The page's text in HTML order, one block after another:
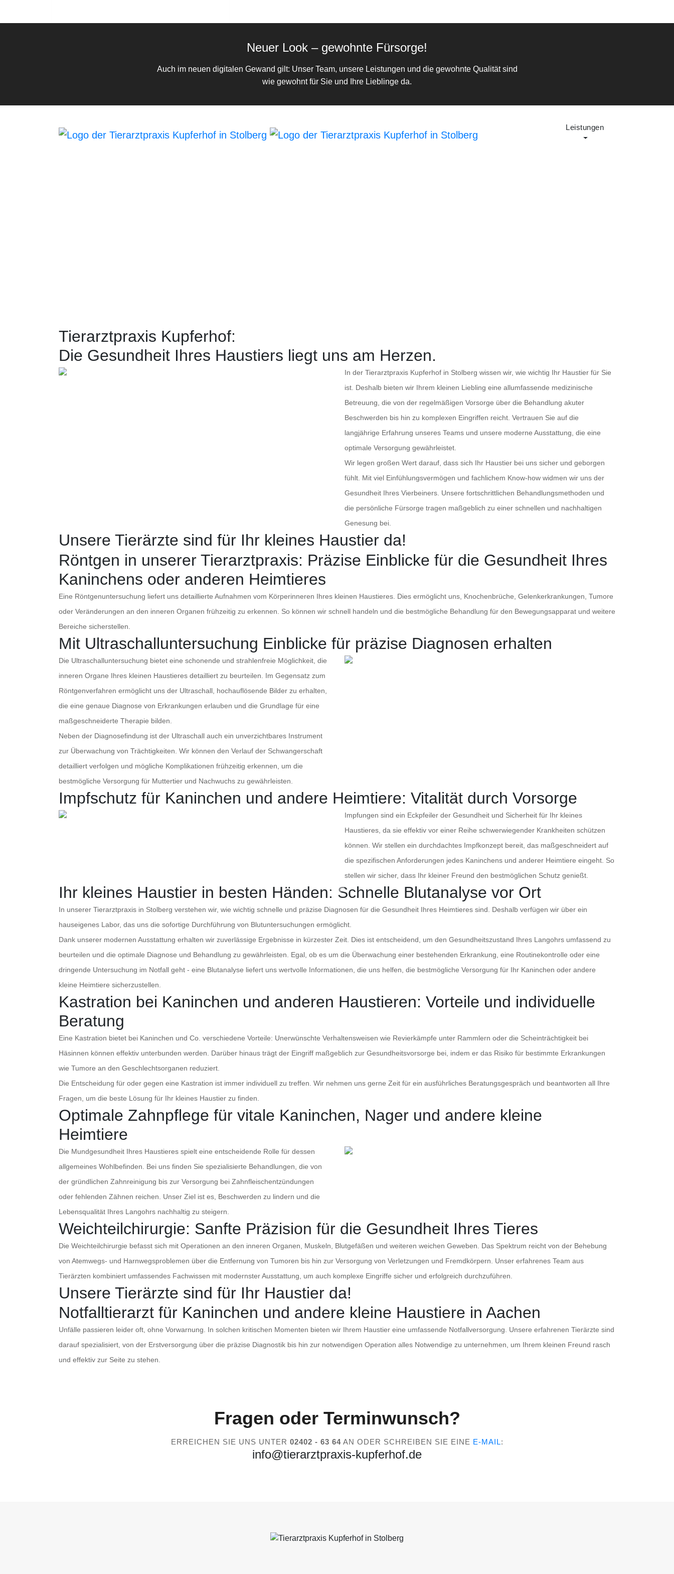
Neuer Look – gewohnte Fürsorge!
Auch im neuen digitalen Gewand gilt: Unser Team, unsere Leistungen und die gewohnte Qualität sind
wie gewohnt für Sie und Ihre Lieblinge da.
Leistungen
Tierarztpraxis Kupferhof:
Die Gesundheit Ihres Haustiers liegt uns am Herzen.
In der Tierarztpraxis Kupferhof in Stolberg wissen wir, wie wichtig Ihr Haustier für Sie
ist. Deshalb bieten wir Ihrem kleinen Liebling eine allumfassende medizinische
Betreuung, die von der regelmäßigen Vorsorge über die Behandlung akuter
Beschwerden bis hin zu komplexen Eingriffen reicht. Vertrauen Sie auf die
langjährige Erfahrung unseres Teams und unsere moderne Ausstattung, die eine
optimale Versorgung gewährleistet.
Wir legen großen Wert darauf, dass sich Ihr Haustier bei uns sicher und geborgen
fühlt. Mit viel Einfühlungsvermögen und fachlichem Know-how widmen wir uns der
Gesundheit Ihres Vierbeiners. Unsere fortschrittlichen Behandlungsmethoden und
die persönliche Fürsorge tragen maßgeblich zu einer schnellen und nachhaltigen
Genesung bei.
Unsere Tierärzte sind für Ihr kleines Haustier da!
Röntgen in unserer Tierarztpraxis: Präzise Einblicke für die Gesundheit Ihres
Kaninchens oder anderen Heimtieres
Eine Röntgenuntersuchung liefert uns detaillierte Aufnahmen vom Körperinneren Ihres kleinen Haustieres. Dies ermöglicht uns, Knochenbrüche, Gelenkerkrankungen, Tumore
oder Veränderungen an den inneren Organen frühzeitig zu erkennen. So können wir schnell handeln und die bestmögliche Behandlung für den Bewegungsapparat und weitere
Bereiche sicherstellen.
Mit Ultraschalluntersuchung Einblicke für präzise Diagnosen erhalten
Die Ultraschalluntersuchung bietet eine schonende und strahlenfreie Möglichkeit, die
inneren Organe Ihres kleinen Haustieres detailliert zu beurteilen. Im Gegensatz zum
Röntgenverfahren ermöglicht uns der Ultraschall, hochauflösende Bilder zu erhalten,
die eine genaue Diagnose von Erkrankungen erlauben und die Grundlage für eine
maßgeschneiderte Therapie bilden.
Neben der Diagnosefindung ist der Ultraschall auch ein unverzichtbares Instrument
zur Überwachung von Trächtigkeiten. Wir können den Verlauf der Schwangerschaft
detailliert verfolgen und mögliche Komplikationen frühzeitig erkennen, um die
bestmögliche Versorgung für Muttertier und Nachwuchs zu gewährleisten.
Impfschutz für Kaninchen und andere Heimtiere: Vitalität durch Vorsorge
Impfungen sind ein Eckpfeiler der Gesundheit und Sicherheit für Ihr kleines
Haustieres, da sie effektiv vor einer Reihe schwerwiegender Krankheiten schützen
können. Wir stellen ein durchdachtes Impfkonzept bereit, das maßgeschneidert auf
die spezifischen Anforderungen jedes Kaninchens und anderer Heimtiere eingeht. So
stellen wir sicher, dass Ihr kleiner Freund den bestmöglichen Schutz genießt.
Ihr kleines Haustier in besten Händen: Schnelle Blutanalyse vor Ort
In unserer Tierarztpraxis in Stolberg verstehen wir, wie wichtig schnelle und präzise Diagnosen für die Gesundheit Ihres Heimtieres sind. Deshalb verfügen wir über ein
hauseigenes Labor, das uns die sofortige Durchführung von Blutuntersuchungen ermöglicht.
Dank unserer modernen Ausstattung erhalten wir zuverlässige Ergebnisse in kürzester Zeit. Dies ist entscheidend, um den Gesundheitszustand Ihres Langohrs umfassend zu
beurteilen und die optimale Diagnose und Behandlung zu gewährleisten. Egal, ob es um die Überwachung einer bestehenden Erkrankung, eine Routinekontrolle oder eine
dringende Untersuchung im Notfall geht - eine Blutanalyse liefert uns wertvolle Informationen, die uns helfen, die bestmögliche Versorgung für Ihr Kaninchen oder andere
kleine Heimtiere sicherzustellen.
Kastration bei Kaninchen und anderen Haustieren: Vorteile und individuelle
Beratung
Eine Kastration bietet bei Kaninchen und Co. verschiedene Vorteile: Unerwünschte Verhaltensweisen wie Revierkämpfe unter Rammlern oder die Scheinträchtigkeit bei
Häsinnen können effektiv unterbunden werden. Darüber hinaus trägt der Eingriff maßgeblich zur Gesundheitsvorsorge bei, indem er das Risiko für bestimmte Erkrankungen
wie Tumore an den Geschlechtsorganen reduziert.
Die Entscheidung für oder gegen eine Kastration ist immer individuell zu treffen. Wir nehmen uns gerne Zeit für ein ausführliches Beratungsgespräch und beantworten all Ihre
Fragen, um die beste Lösung für Ihr kleines Haustier zu finden.
Optimale Zahnpflege für vitale Kaninchen, Nager und andere kleine
Heimtiere
Die Mundgesundheit Ihres Haustieres spielt eine entscheidende Rolle für dessen
allgemeines Wohlbefinden. Bei uns finden Sie spezialisierte Behandlungen, die von
der gründlichen Zahnreinigung bis zur Versorgung bei Zahnfleischentzündungen
oder fehlenden Zähnen reichen. Unser Ziel ist es, Beschwerden zu lindern und die
Lebensqualität Ihres Langohrs nachhaltig zu steigern.
Weichteilchirurgie: Sanfte Präzision für die Gesundheit Ihres Tieres
Die Weichteilchirurgie befasst sich mit Operationen an den inneren Organen, Muskeln, Blutgefäßen und weiteren weichen Geweben. Das Spektrum reicht von der Behebung
von Atemwegs- und Harnwegsproblemen über die Entfernung von Tumoren bis hin zur Versorgung von Verletzungen und Fremdkörpern. Unser erfahrenes Team aus
Tierärzten kombiniert umfassendes Fachwissen mit modernster Ausstattung, um auch komplexe Eingriffe sicher und erfolgreich durchzuführen.
Unsere Tierärzte sind für Ihr Haustier da!
Notfalltierarzt für Kaninchen und andere kleine Haustiere in Aachen
Unfälle passieren leider oft, ohne Vorwarnung. In solchen kritischen Momenten bieten wir Ihrem Haustier eine umfassende Notfallversorgung. Unsere erfahrenen Tierärzte sind
darauf spezialisiert, von der Erstversorgung über die präzise Diagnostik bis hin zur notwendigen Operation alles Notwendige zu unternehmen, um Ihrem kleinen Freund rasch
und effektiv zur Seite zu stehen.
Fragen oderTerminwunsch?
ERREICHEN SIE UNS UNTER 02402 - 63 64AN ODER SCHREIBEN SIE EINE E-MAIL:
info@tierarztpraxis-kupferhof.de